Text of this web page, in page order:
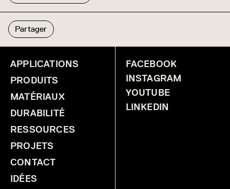
Partager
APPLICATIONS
PRODUITS
MATÉRIAUX
DURABILITÉ
RESSOURCES
PROJETS
CONTACT
IDÉES
FACEBOOK
INSTAGRAM
YOUTUBE
LINKEDIN